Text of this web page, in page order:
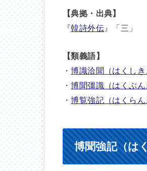
【典拠・出典】
『韓詩外伝 』「三」
【類義語】
・博識洽聞（はくしき
・博聞彊識（はくぶん
・博覧強記（はくらん
博聞強記（は